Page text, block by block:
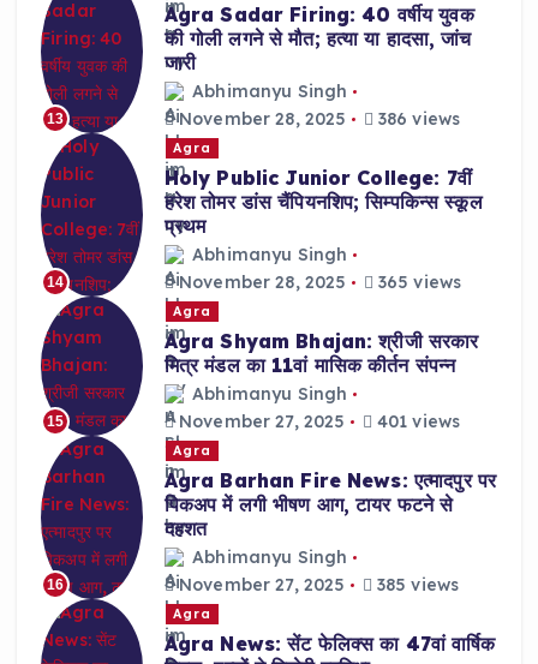
13
Agra Sadar Firing: 40 वर्षीय युवक
की गोली लगने से मौत; हत्या या हादसा, जांच
जारी
Abhimanyu Singh
November 28, 2025
386 views
14
Agra
Holy Public Junior College: 7वीं
हरेश तोमर डांस चैंपियनशिप; सिम्पकिन्स स्कूल
प्रथम
Abhimanyu Singh
November 28, 2025
365 views
15
Agra
Agra Shyam Bhajan: श्रीजी सरकार
मित्र मंडल का 11वां मासिक कीर्तन संपन्न
Abhimanyu Singh
November 27, 2025
401 views
16
Agra
Agra Barhan Fire News: एत्मादपुर पर
पिकअप में लगी भीषण आग, टायर फटने से
दहशत
Abhimanyu Singh
November 27, 2025
385 views
Agra
Agra News: सेंट फेलिक्स का 47वां वार्षिक